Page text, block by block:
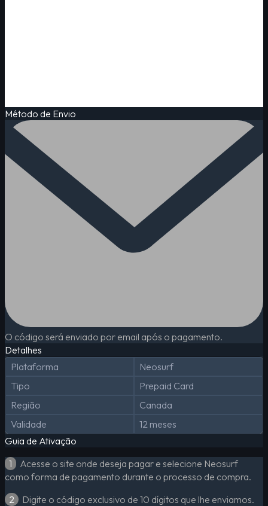
Método de Envio
O código será enviado por email após o pagamento.
Detalhes
Plataforma
Neosurf
Tipo
Prepaid Card
Região
Canada
Validade
12 meses
Guia de Ativação
1
Acesse o site onde deseja pagar e selecione Neosurf
como forma de pagamento durante o processo de compra.
2
Digite o código exclusivo de 10 dígitos que lhe enviamos.